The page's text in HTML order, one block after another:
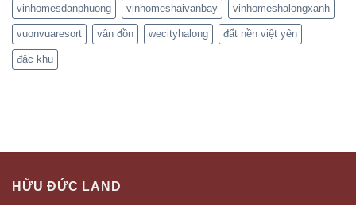
vinhomesdanphuong vinhomeshaivanbay vinhomeshalongxanh
vuonvuaresort vân đồn wecityhalong đất nền việt yên
đặc khu
HỮU ĐỨC LAND